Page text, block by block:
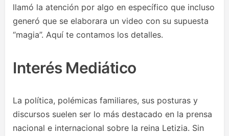
llamó la atención por algo en específico que incluso
generó que se elaborara un video con su supuesta
“magia”. Aquí te contamos los detalles.
Interés Mediático
La política, polémicas familiares, sus posturas y
discursos suelen ser lo más destacado en la prensa
nacional e internacional sobre la reina Letizia. Sin